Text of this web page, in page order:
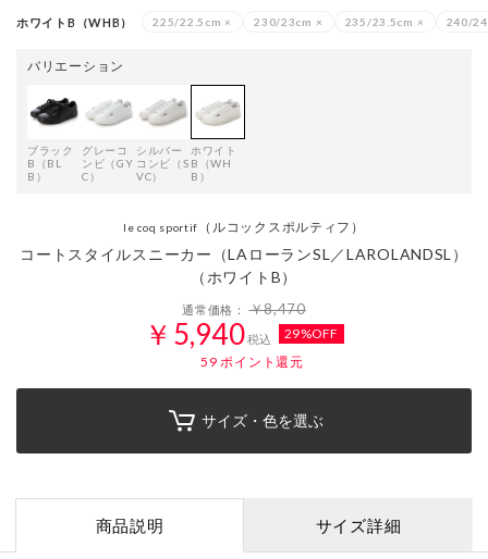
ホワイトB（WHB） 225/22.5cm × 230/23cm × 235/23.5cm × 240/
バリエーション
ブラック
B（BL
B）
グレーコ
ンビ（GY
C）
シルバー
コンビ（S
VC）
ホワイト
B（WH
B）
le coq sportif （ルコックスポルティフ）
コートスタイルスニーカー（LAローランSL／LAROLANDSL）
（ホワイトB）
通常価格：￥8,470
￥5,940税込
29%OFF
59 ポイント還元
サイズ・色を選ぶ
商品説明 サイズ詳細